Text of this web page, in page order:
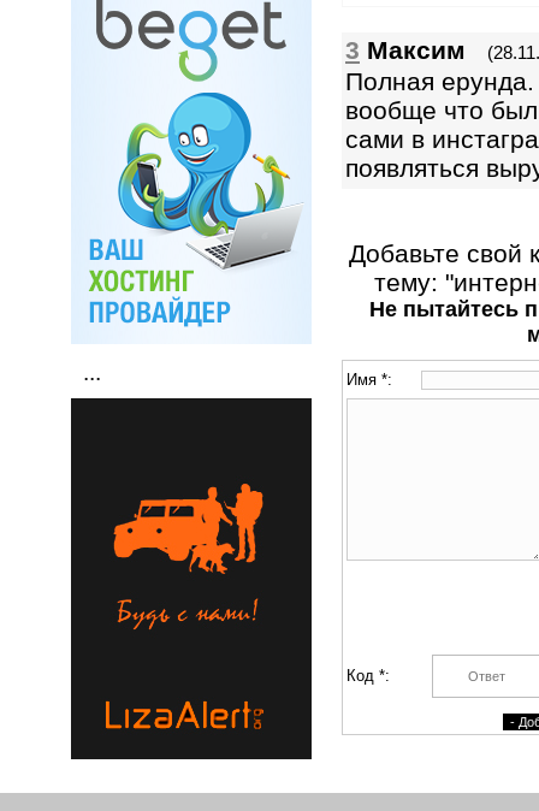
...
3 Максим
Полная
вообще что
сами в
появляться
Добавьте свой
тему:
Не пытайтесь
Имя *:
Код *: